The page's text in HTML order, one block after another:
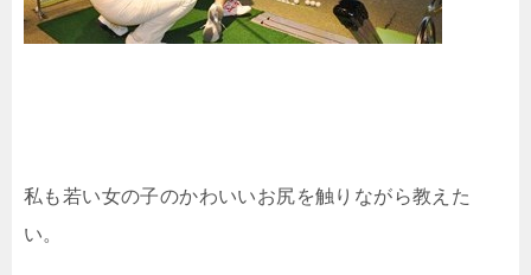
私も若い女の子のかわいいお尻を触りながら教えた
い。